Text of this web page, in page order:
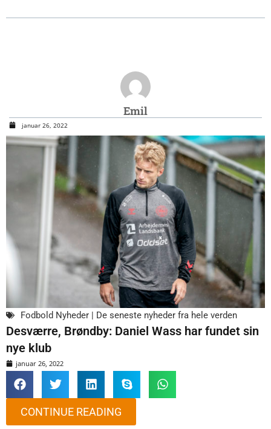
Emil
januar 26, 2022
Fodbold Nyheder | De seneste nyheder fra hele verden
Desværre, Brøndby: Daniel Wass har fundet sin
nye klub
januar 26, 2022
CONTINUE READING